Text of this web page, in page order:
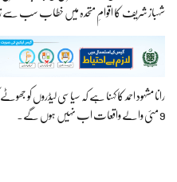
شہباز شریف کا اقوامِ متحدہ میں خطاب سب سے
رانا مشہود احمد کا کہنا ہے کہ سیاسی لیڈروں کو
9 مئی والے واقعات اب نہیں ہوں گے۔